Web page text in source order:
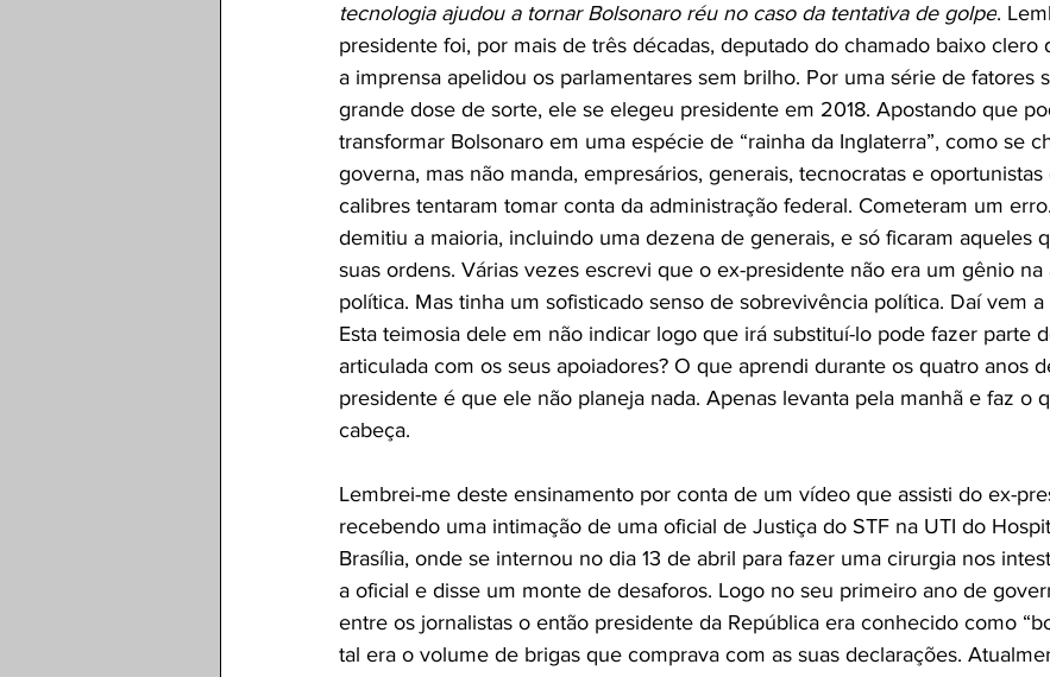
tecnologia ajudou a tornar Bolsonaro réu no caso da tentativa de golpe.
presidente foi, por mais de três décadas, deputado do chamado baixo clero
a imprensa apelidou os parlamentares sem brilho. Por uma série de fatores
grande dose de sorte, ele se elegeu presidente em 2018. Apostando que
transformar Bolsonaro em uma espécie de “rainha da Inglaterra”, como se
governa, mas não manda, empresários, generais, tecnocratas e
calibres tentaram tomar conta da administração federal. Cometeram um
demitiu a maioria, incluindo uma dezena de generais, e só ficaram aqueles
suas ordens. Várias vezes escrevi que o ex-presidente não era um gênio na
política. Mas tinha um sofisticado senso de sobrevivência política. Daí vem
Esta teimosia dele em não indicar logo que irá substituí-lo pode fazer parte
articulada com os seus apoiadores? O que aprendi durante os quatro anos
presidente é que ele não planeja nada. Apenas levanta pela manhã e faz o
cabeça.
Lembrei-me deste ensinamento por conta de um vídeo que assisti do ex-
recebendo uma intimação de uma oficial de Justiça do STF na UTI do
Brasília, onde se internou no dia 13 de abril para fazer uma cirurgia nos
a oficial e disse um monte de desaforos. Logo no seu primeiro ano de
entre os jornalistas o então presidente da República era conhecido como
tal era o volume de brigas que comprava com as suas declarações.